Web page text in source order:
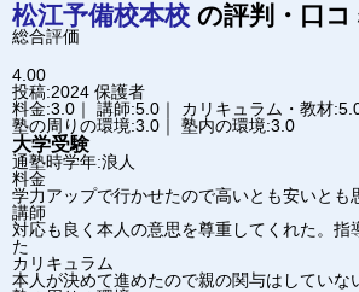
松江予備校本校 の評判・口コ
総合評価
4.00
投稿:2024 保護者
料金:3.0｜ 講師:5.0｜ カリキュラム・教材
塾の周りの環境:3.0｜ 塾内の環境:3.0
大学受験
通塾時学年:浪人
料金
学力アップで行かせたので高いとも安いとも
講師
対応も良く本人の意思を尊重してくれた。指
た
カリキュラム
本人が決めて進めたので親の関与はしていな